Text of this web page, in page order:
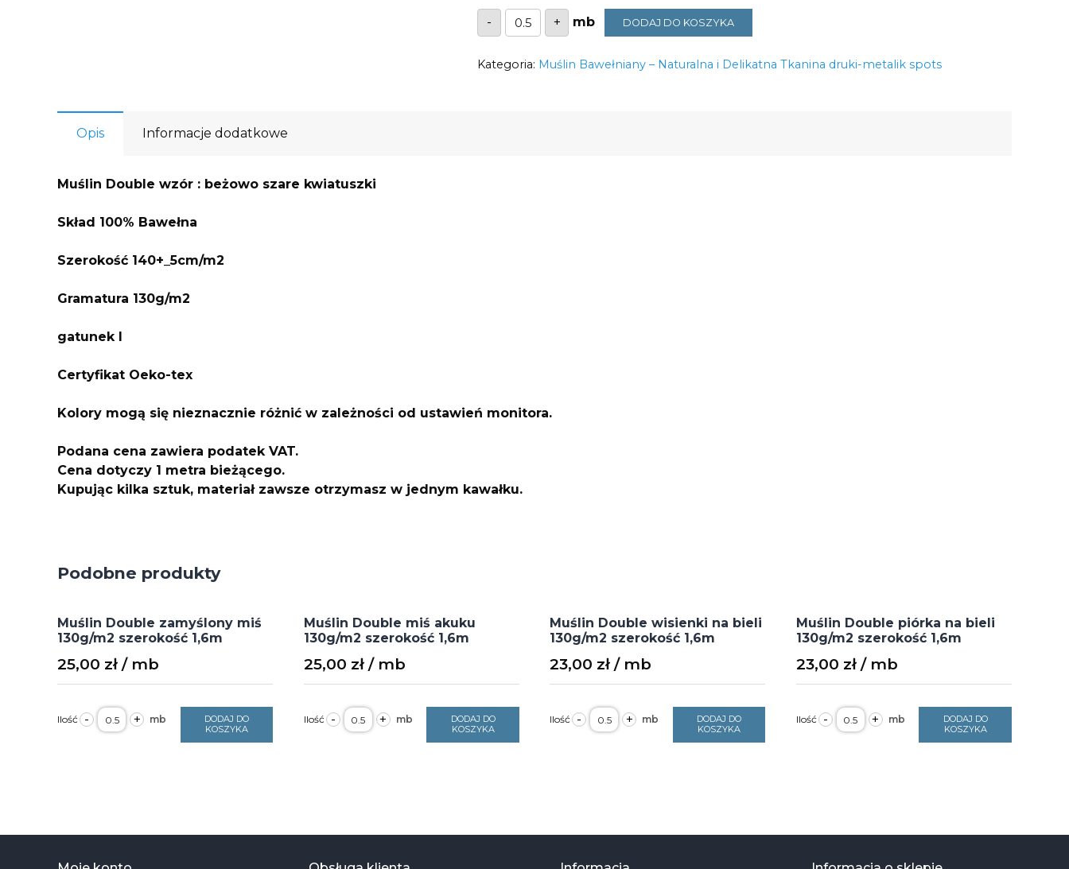
-
ilość
Muślin
Double
beżowo
+ DODAJ DO KOSZYKA
Kategoria: Muślin Bawełniany – Naturalna i Delikatna Tkanina druki-metalik spots
Opis Informacje dodatkowe
Muślin Double wzór : beżowo szare kwiatuszki
Skład 100% Bawełna
Szerokość 140+_5cm/m2
Gramatura 130g/m2
gatunek I
Certyfikat Oeko-tex
Kolory mogą się nieznacznie różnić w zależności od ustawień monitora.
Podana cena zawiera podatek VAT.
Cena dotyczy 1 metra bieżącego.
Kupując kilka sztuk, materiał zawsze otrzymasz w jednym kawałku.
Podobne produkty
Muślin Double zamyślony miś
130g/m2 szerokość 1,6m
25,00 zł
- ilość
Muślin
Double
+
DODAJ DO
KOSZYKA
Muślin Double miś akuku
130g/m2 szerokość 1,6m
25,00 zł
- ilość
Muślin
Double
+
DODAJ DO
KOSZYKA
Muślin Double wisienki na bieli
130g/m2 szerokość 1,6m
23,00 zł
- ilość
Muślin
Double
+
DODAJ DO
KOSZYKA
Muślin Double piórka na bieli
130g/m2 szerokość 1,6m
23,00 zł
- ilość
Muślin
Double
+
DODAJ DO
KOSZYKA